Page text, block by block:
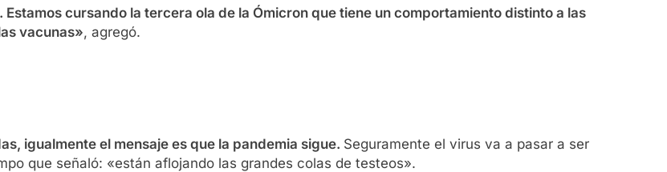
cursando la tercera ola de la Ómicron que tiene un comportamiento distinto a las
vacunas», agregó.
igualmente el mensaje es que la pandemia sigue. Seguramente el virus va a pasar a ser
que señaló: «están aflojando las grandes colas de testeos».